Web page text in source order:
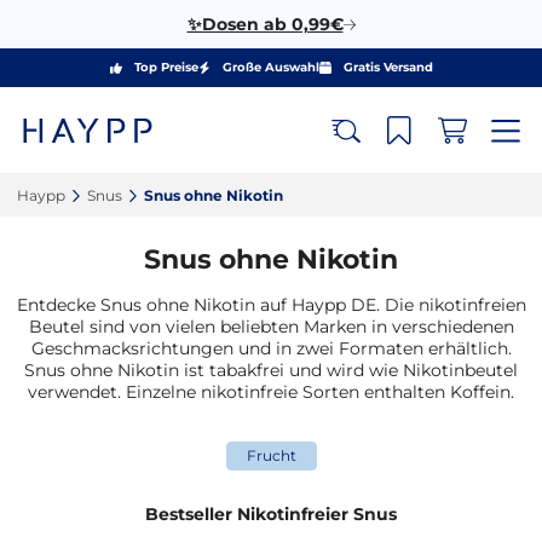
✨Dosen ab 0,99€
Top Preise Große Auswahl Gratis Versand
Haypp‎ Snus‎ Snus ohne Nikotin ‎
Snus ohne Nikotin
Entdecke Snus ohne Nikotin auf Haypp DE. Die nikotinfreien
Beutel sind von vielen beliebten Marken in verschiedenen
Geschmacksrichtungen und in zwei Formaten erhältlich.
Snus ohne Nikotin ist tabakfrei und wird wie Nikotinbeutel
verwendet. Einzelne nikotinfreie Sorten enthalten Koffein.
Frucht
Bestseller Nikotinfreier Snus